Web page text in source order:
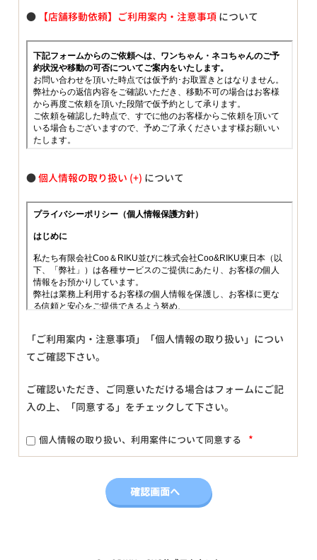
● 【店舗移動依頼】ご利用案内・注意事項 について
●個人情報の取り扱い について
「ご利用案内・注意事項」「個人情報の取り扱い」につい
てご確認下さい。
ご確認いただき、ご同意いただける場合はフォームにご記
入の上、「同意する」をチェックして下さい。
個人情報の取り扱い、利用案件について同意する *